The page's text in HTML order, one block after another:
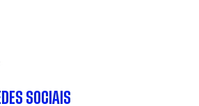
SOCIAIS